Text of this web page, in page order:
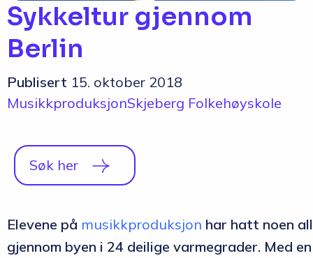
Sykkeltur gjennom
Berlin
Publisert 15. oktober 2018
MusikkproduksjonSkjeberg Folkehøyskole
Søk her
Elevene på musikkproduksjon har hatt noen
gjennom byen i 24 deilige varmegrader. Med